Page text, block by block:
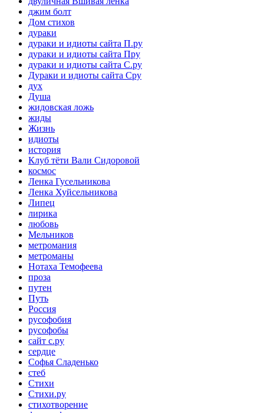
джим болт
Дом стихов
дураки
дураки и идиоты сайта П.ру
дураки и идиоты сайта Пру
дураки и идиоты сайта С.ру
Дураки и идиоты сайта Сру
дух
Душа
жидовская ложь
жиды
Жизнь
идиоты
история
Клуб тёти Вали Сидоровой
космос
Ленка Гусельникова
Ленка Хуйсельникова
Липец
лирика
любовь
Мельников
метромания
метроманы
Нотаха Темофеева
проза
путен
Путь
Россия
русофобия
русофобы
сайт с.ру
сердце
Софья Сладенько
стеб
Стихи
Стихи.ру
стихотворение